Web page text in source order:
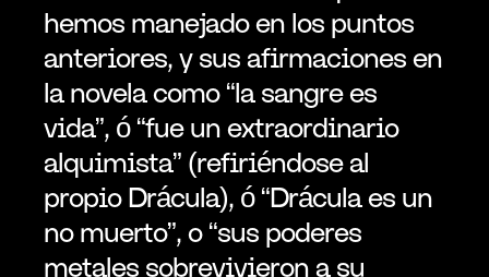
hemos manejado en los puntos
anteriores, y sus afirmaciones en
la novela como “la sangre es
vida”, ó “fue un extraordinario
alquimista” (refiriéndose al
propio Drácula), ó “Drácula es un
no muerto”, o “sus poderes
metales sobrevivieron a su